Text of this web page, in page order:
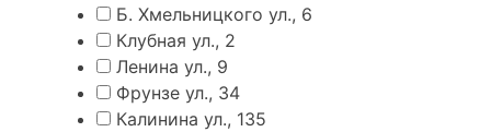
Б. Хмельницкого ул., 6
Клубная ул., 2
Ленина ул., 9
Фрунзе ул., 34
Калинина ул., 135